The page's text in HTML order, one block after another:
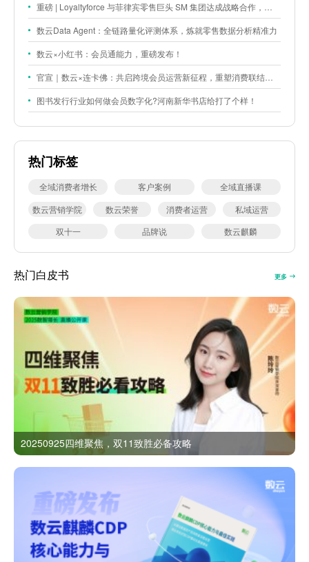
重磅 | Loyaltyforce 与菲律宾零售巨头 SM 集团达成战略合作，携手开启 SMAC 会员数智化运营新征程
数云Data Agent：全链路量化评测体系，炼就零售数据分析精准力
数云×小红书：会员通能力，重磅发布！
官宣｜数云×连卡佛：共启跨境会员运营新征程，重塑消费联结新体验
图书发行行业如何做会员数字化?河南新华书店给打了个样！
热门标签
全域消费者增长 客户案例
全域直播课
数云营销学院
数云荣誉 消费者运营
私域运营
双十一
品牌说 数云麒麟
热门白皮书 更多
20250925四维聚焦，双11致胜必备攻略